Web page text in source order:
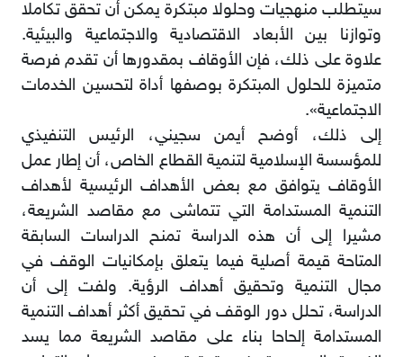
سيتطلب منهجيات وحلولا مبتكرة يمكن أن تحقق تكاملا
وتوازنا بين الأبعاد الاقتصادية والاجتماعية والبيئية.
علاوة على ذلك، فإن الأوقاف بمقدورها أن تقدم فرصة
متميزة للحلول المبتكرة بوصفها أداة لتحسين الخدمات
الاجتماعية».
إلى ذلك، أوضح أيمن سجيني، الرئيس التنفيذي
للمؤسسة الإسلامية لتنمية القطاع الخاص، أن إطار عمل
الأوقاف يتوافق مع بعض الأهداف الرئيسية لأهداف
التنمية المستدامة التي تتماشى مع مقاصد الشريعة،
مشيرا إلى أن هذه الدراسة تمنح الدراسات السابقة
المتاحة قيمة أصلية فيما يتعلق بإمكانيات الوقف في
مجال التنمية وتحقيق أهداف الرؤية. ولفت إلى أن
الدراسة، تحلل دور الوقف في تحقيق أكثر أهداف التنمية
المستدامة إلحاحا بناء على مقاصد الشريعة مما يسد